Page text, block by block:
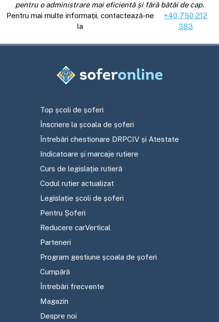
pentru o administrare mai eficientă și fără bătăi de cap.
Pentru mai multe informații, contactează-ne
la
+40 750 212
383
Top școli de șoferi
Înscriere la școala de șoferi
Întrebări chestionare DRPCIV și Atestate
Indicatoare și marcaje rutiere
Curs de legislație rutieră
Codul rutier actualizat
Legislație școli de șoferi
Pentru Șoferi
Reducere carVertical
Parteneri
Program gestiune școala de șoferi
Cumpără
Întrebări frecvente
Magazin
Despre noi